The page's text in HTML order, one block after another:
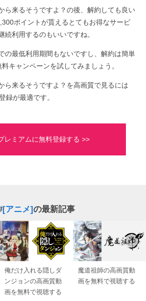
ら来るそうですよ？の後、解約しても良い
ポイントが貰えるとてもお得なサービ
続利用するのもいいですね。
の最低利用期間もないですし、解約は簡単
キャンペーンを試してみましょう。
ら来るそうですよ？を高画質で見るには
録が最適です。
レミアムに無料登録する >>
[アニメ]の最新記事
俺だけ入れる隠しダ
ンジョンの高画質動
画を無料で視聴する
魔道祖師の高画質動
画を無料で視聴する